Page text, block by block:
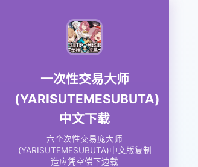
一次性交易大师
(YARISUTEMESUBUTA)
中文下载
六个次性交易庞大师
(YARISUTEMESUBUTA)中文版复制
造应凭空偿下边载